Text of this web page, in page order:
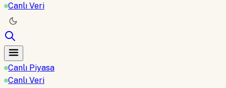
Canlı Veri
Canlı Piyasa
Canlı Veri